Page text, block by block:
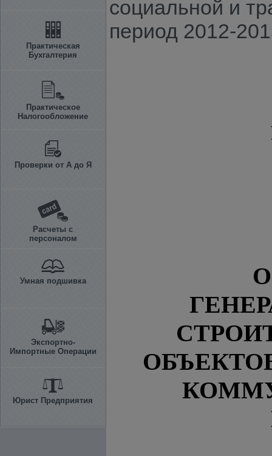
Практическая
Бухгалтерия
Практическое
Налогообложение
Проверки от А до Я
Расчеты с
персоналом
Умная подшивка
Экспортно-
Импортные Операции
Юрист Предприятия
социальной и
период 2012-